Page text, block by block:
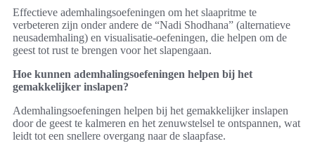
Effectieve ademhalingsoefeningen om het slaapritme te
verbeteren zijn onder andere de “Nadi Shodhana” (alternatieve
neusademhaling) en visualisatie-oefeningen, die helpen om de
geest tot rust te brengen voor het slapengaan.
Hoe kunnen ademhalingsoefeningen helpen bij het
gemakkelijker inslapen?
Ademhalingsoefeningen helpen bij het gemakkelijker inslapen
door de geest te kalmeren en het zenuwstelsel te ontspannen, wat
leidt tot een snellere overgang naar de slaapfase.